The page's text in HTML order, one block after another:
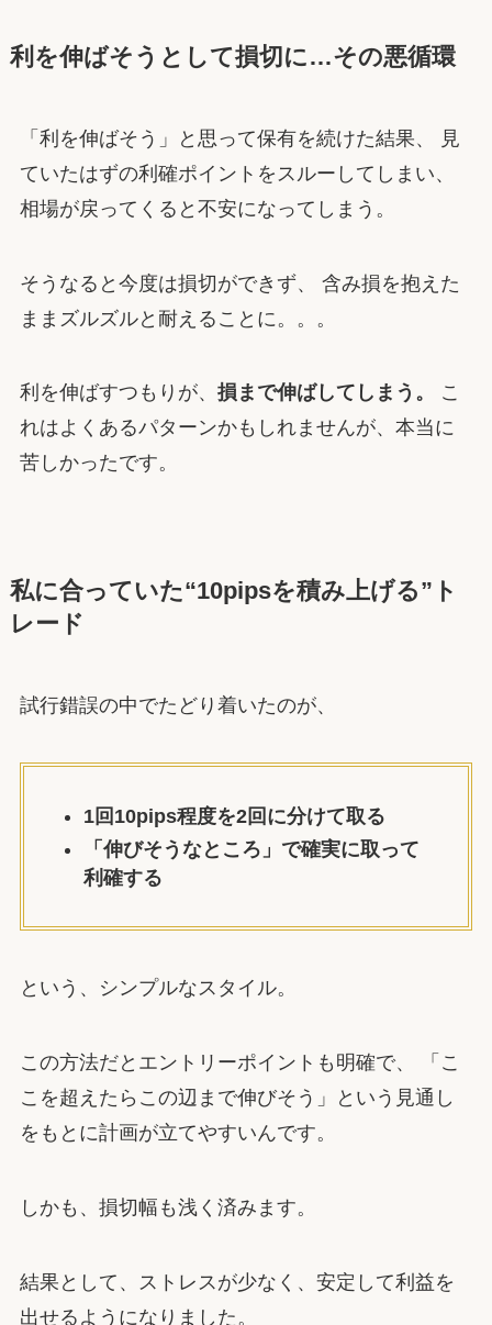
利を伸ばそうとして損切に…その悪循環
「利を伸ばそう」と思って保有を続けた結果、 見
ていたはずの利確ポイントをスルーしてしまい、
相場が戻ってくると不安になってしまう。
そうなると今度は損切ができず、 含み損を抱えた
ままズルズルと耐えることに。。。
利を伸ばすつもりが、 損まで伸ばしてしまう。
こ
れはよくあるパターンかもしれませんが、本当に
苦しかったです。
私に合っていた“10pipsを積み上げる”ト
レード
試行錯誤の中でたどり着いたのが、
1回10pips程度を2回に分けて取る
「伸びそうなところ」で確実に取って
利確する
という、シンプルなスタイル。
この方法だとエントリーポイントも明確で、 「こ
こを超えたらこの辺まで伸びそう」という見通し
をもとに計画が立てやすいんです。
しかも、損切幅も浅く済みます。
結果として、ストレスが少なく、安定して利益を
出せるようになりました。